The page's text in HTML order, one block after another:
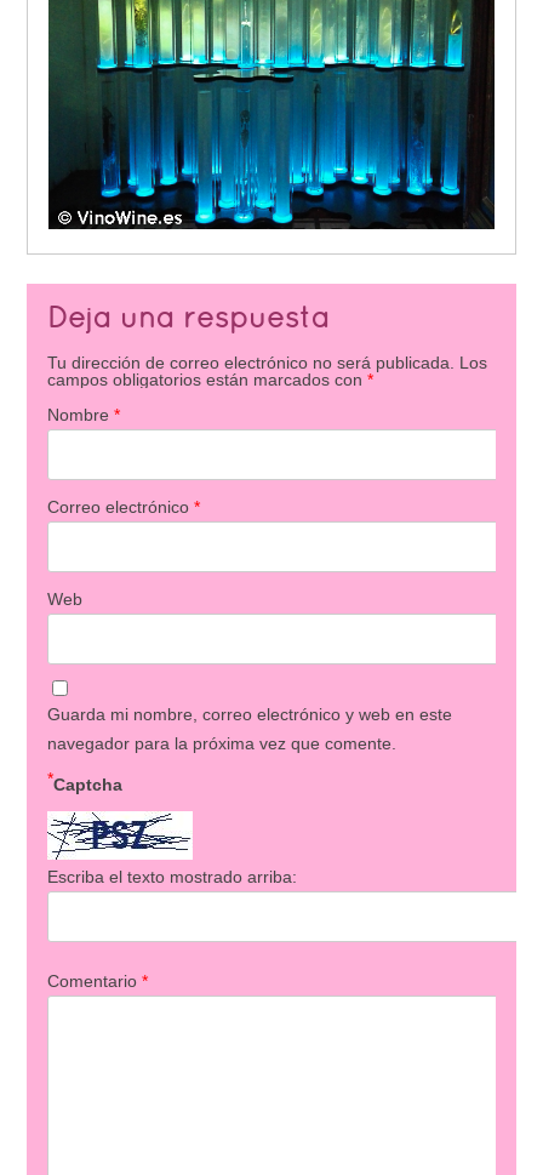
Deja una respuesta
Tu dirección de correo electrónico no será publicada. Los
campos obligatorios están marcados con *
Nombre *
Correo electrónico *
Web
Guarda mi nombre, correo electrónico y web en este
navegador para la próxima vez que comente.
Captcha
*
Escriba el texto mostrado arriba:
Comentario *